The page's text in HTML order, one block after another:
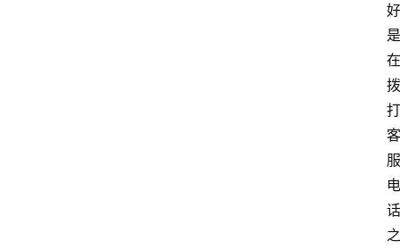
好
是
在
拨
打
客
服
电
话
之